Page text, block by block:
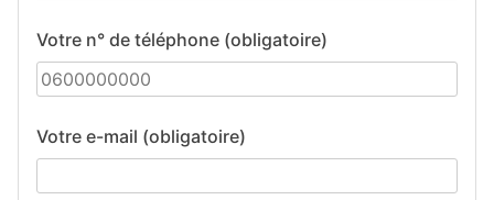
Votre n° de téléphone (obligatoire)
Votre e-mail (obligatoire)